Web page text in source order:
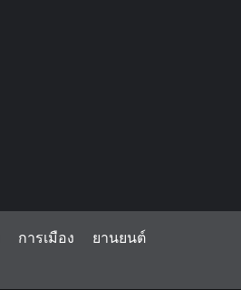
การเมือง
ยานยนต์